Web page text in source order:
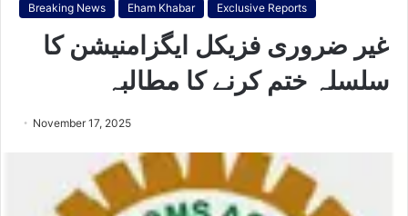
Breaking News Eham Khabar Exclusive Reports
غیر ضروری فزیکل ایگزامنیشن کا
سلسلہ ختم کرنے کا مطالبہ
November 17, 2025